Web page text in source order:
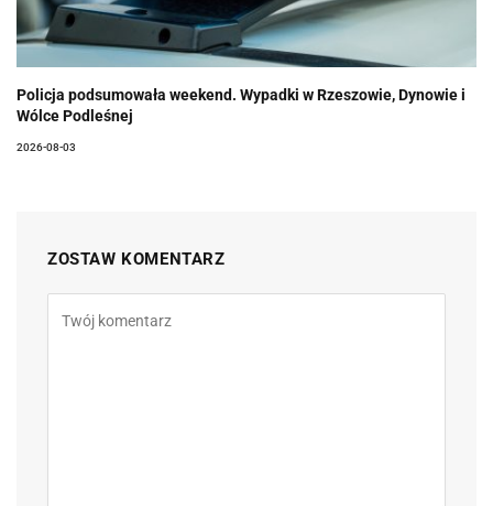
Policja podsumowała weekend. Wypadki w Rzeszowie, Dynowie i
Wólce Podleśnej
2026-08-03
ZOSTAW KOMENTARZ